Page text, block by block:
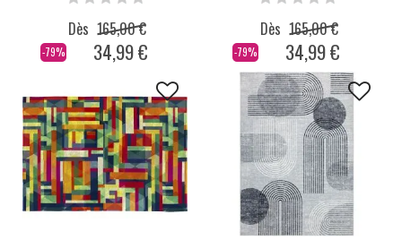
-79%
Dès 165,00 €
34,99 € -79%
Dès 165,00 €
34,99 €